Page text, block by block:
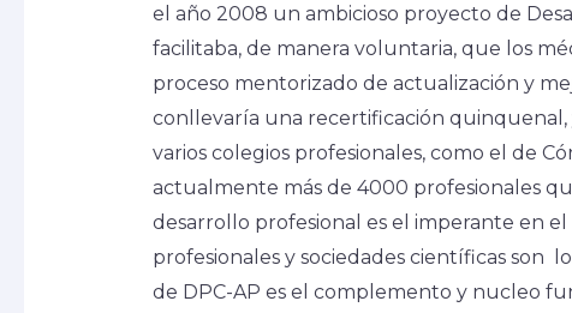
el año 2008 un ambicioso proyecto de
facilitaba, de manera voluntaria, que los
proceso mentorizado de actualización y
conllevaría una recertificación quinquenal,
varios colegios profesionales, como el de
actualmente más de 4000 profesionales
desarrollo profesional es el imperante en
profesionales y sociedades científicas son
de DPC-AP es el complemento y nucleo